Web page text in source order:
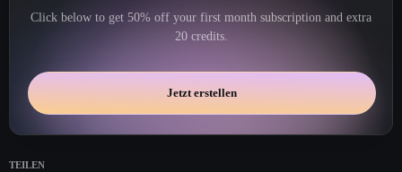
Click below to get 50% off your first month subscription and extra
20 credits.
Jetzt erstellen
TEILEN